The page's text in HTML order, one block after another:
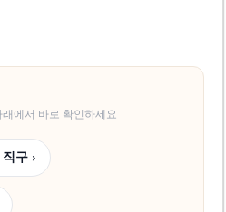
에서 바로 확인하세요
구 ›